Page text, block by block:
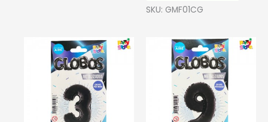
GOLD
cantidad
SKU: GMF01CG